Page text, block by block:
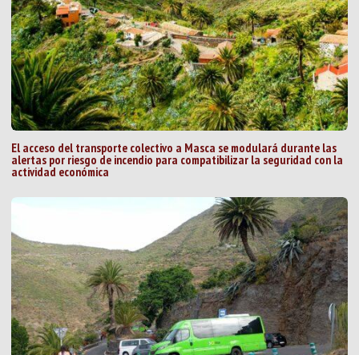
El acceso del transporte colectivo a Masca se modulará durante las
alertas por riesgo de incendio para compatibilizar la seguridad con la
actividad económica